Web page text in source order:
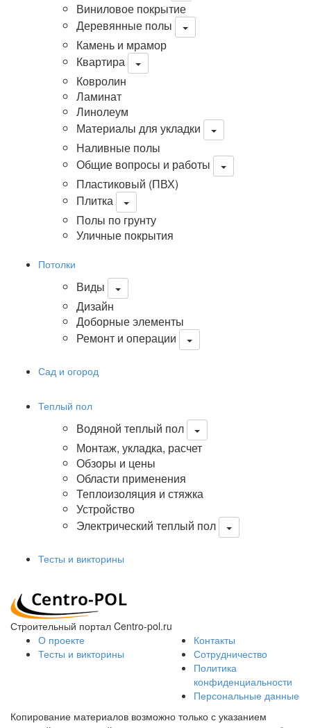
Виниловое покрытие
Деревянные полы
Камень и мрамор
Квартира
Ковролин
Ламинат
Линолеум
Материалы для укладки
Наливные полы
Общие вопросы и работы
Пластиковый (ПВХ)
Плитка
Полы по грунту
Уличные покрытия
Потолки
Виды
Дизайн
Доборные элементы
Ремонт и операции
Сад и огород
Теплый пол
Водяной теплый пол
Монтаж, укладка, расчет
Обзоры и цены
Области применения
Теплоизоляция и стяжка
Устройство
Электрический теплый пол
Тесты и викторины
Строительный портал Centro-pol.ru
О проекте
Тесты и викторины
Контакты
Сотрудничество
Политика
конфиденциальности
Персональные данные
Копирование материалов возможно только с указанием